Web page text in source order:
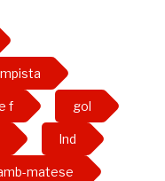
f gol
lnd
matese